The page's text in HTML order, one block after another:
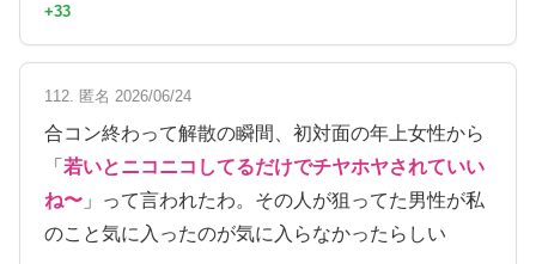
+33
112. 匿名 2026/06/24
合コン終わって解散の瞬間、初対面の年上女性から
「 若いとニコニコしてるだけでチヤホヤされていい
ね〜 」って言われたわ。その人が狙ってた男性が私
のこと気に入ったのが気に入らなかったらしい